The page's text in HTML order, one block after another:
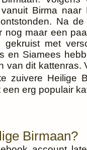
Birma naar
Na de
nog maar een
met
en Siamees
van dit kattenras.
zuivere Heilige
erg populair
Birmaan?